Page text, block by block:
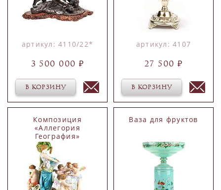
артикул: 4110/22*
3 500 000 ₽
В КОРЗИНУ
артикул: 4107
27 500 ₽
В КОРЗИНУ
Композиция
«Аллегория
География»
Ваза для фруктов